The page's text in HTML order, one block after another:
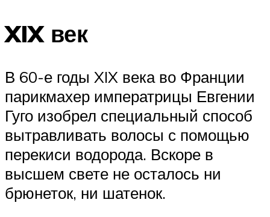
XIX век
В 60-е годы XIX века во Франции
парикмахер императрицы Евгении
Гуго изобрел специальный способ
вытравливать волосы с помощью
перекиси водорода. Вскоре в
высшем свете не осталось ни
брюнеток, ни шатенок.